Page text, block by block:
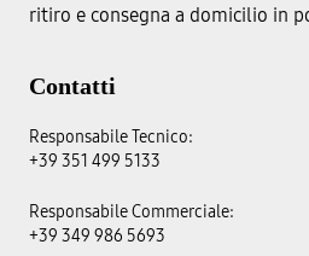
ritiro e consegna a domicilio in
Contatti
Responsabile Tecnico:
+39 351 499 5133
Responsabile Commerciale:
+39 349 986 5693